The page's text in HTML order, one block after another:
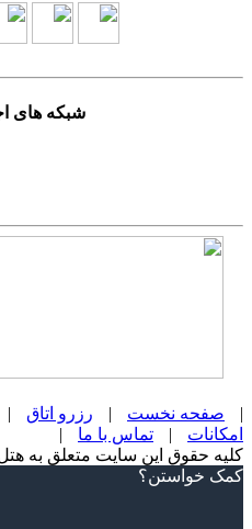
شبکه های
صفحه نخست | رزرو اتاق |
| تماس با ما
|
حقوق این سایت متعلق به
خواستن؟